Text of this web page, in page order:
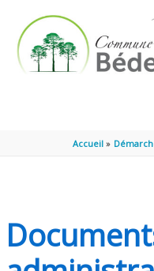
Accueil